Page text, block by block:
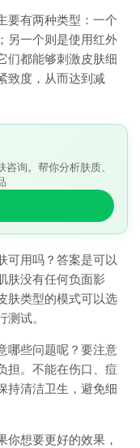
要有两种类型：一个
另一个则是使用红外
们都能够刺激皮肤细
致度，从而达到减
询。帮你分析肤质、
可用吗？答案是可以
肤没有任何负面影
肤类型的模式可以选
试。
哪些问题呢？要注意
担。不能在伤口、痘
持清洁卫生，避免细
你想要更好的效果，